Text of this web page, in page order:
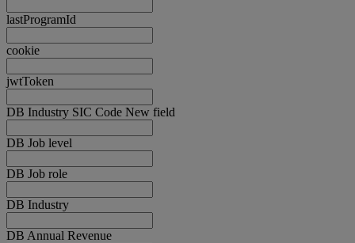
lastProgramId
cookie
jwtToken
DB Industry SIC Code New field
DB Job level
DB Job role
DB Industry
DB Annual Revenue